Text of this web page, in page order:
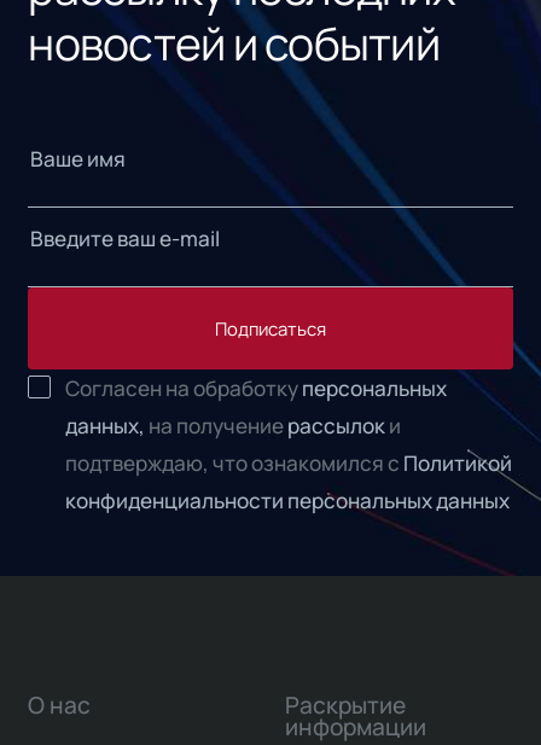
новостей и событий
Подписаться
Согласен на обработкуперсональных
данных, на получениерассылоки
подтверждаю, что ознакомился с Политикой
конфиденциальности персональных данных
О нас Раскрытие
информации